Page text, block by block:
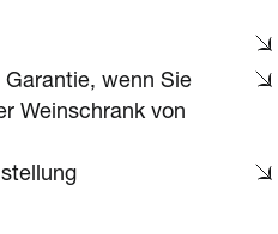
wenn Sie
Weinschrank von